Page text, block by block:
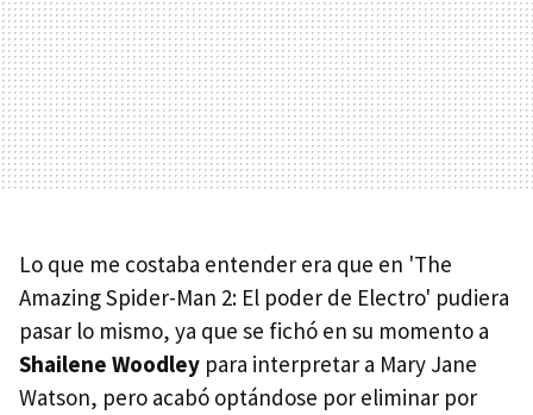
Lo que me costaba entender era que en 'The
Amazing Spider-Man 2: El poder de Electro' pudiera
pasar lo mismo, ya que se fichó en su momento a
Shailene Woodley para interpretar a Mary Jane
Watson, pero acabó optándose por eliminar por